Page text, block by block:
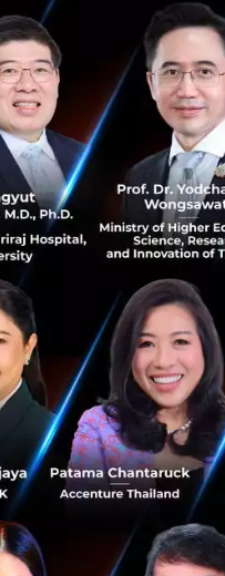
สามพันธมิตรธุรกิจต่างอุ